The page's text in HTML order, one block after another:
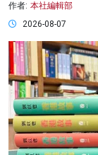
作者: 本社編輯部
2026-08-07